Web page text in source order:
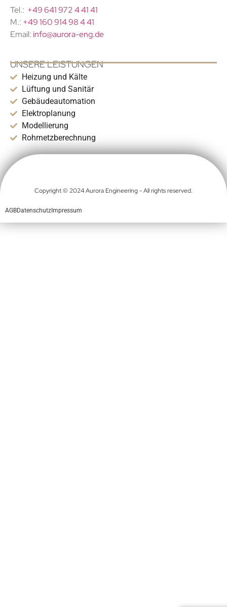
Tel.: +49 641 972 4 41 41
M.: +49 160 914 98 4 41
Email: info@aurora-eng.de
UNSERE LEISTUNGEN
Heizung und Kälte
Lüftung und Sanitär
Gebäudeautomation
Elektroplanung
Modellierung
Rohrnetzberechnung
Copyright © 2024 Aurora Engineering - All rights reserved.
AGBDatenschutz Impressum